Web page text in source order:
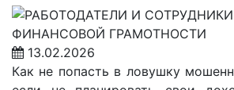
13.02.2026
Как не попасть в ловушку